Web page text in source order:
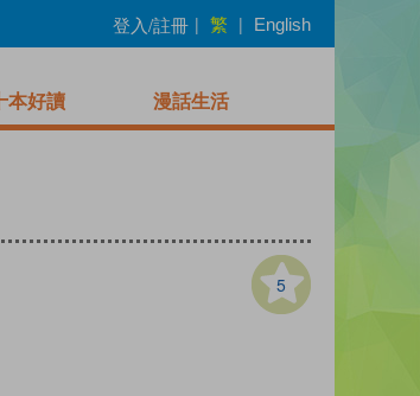
登入/註冊 | 繁 | English
本好讀 漫話生活
5